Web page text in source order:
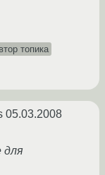
топика
05.03.2008
для